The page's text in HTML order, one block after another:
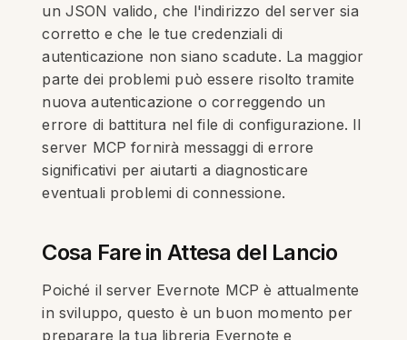
un JSON valido, che l'indirizzo del server sia
corretto e che le tue credenziali di
autenticazione non siano scadute. La maggior
parte dei problemi può essere risolto tramite
nuova autenticazione o correggendo un
errore di battitura nel file di configurazione. Il
server MCP fornirà messaggi di errore
significativi per aiutarti a diagnosticare
eventuali problemi di connessione.
Cosa Fare in Attesa del Lancio
Poiché il server Evernote MCP è attualmente
in sviluppo, questo è un buon momento per
preparare la tua libreria Evernote e